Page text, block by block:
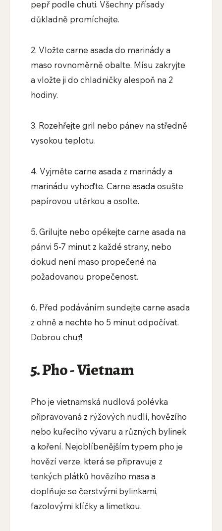
pepř podle chuti. Všechny přísady
důkladně promíchejte.
2. Vložte carne asada do marinády a
maso rovnoměrně obalte. Mísu zakryjte
a vložte ji do chladničky alespoň na 2
hodiny.
3. Rozehřejte gril nebo pánev na středně
vysokou teplotu.
4. Vyjměte carne asada z marinády a
marinádu vyhoďte. Carne asada osušte
papírovou utěrkou a osolte.
5. Grilujte nebo opékejte carne asada na
pánvi 5-7 minut z každé strany, nebo
dokud není maso propečené na
požadovanou propečenost.
6. Před podáváním sundejte carne asada
z ohně a nechte ho 5 minut odpočívat.
Dobrou chuť!
5. Pho - Vietnam
Pho je vietnamská nudlová polévka
připravovaná z rýžových nudlí, hovězího
nebo kuřecího vývaru a různých bylinek
a koření. Nejoblíbenějším typem pho je
hovězí verze, která se připravuje z
tenkých plátků hovězího masa a
doplňuje se čerstvými bylinkami,
fazolovými klíčky a limetkou.